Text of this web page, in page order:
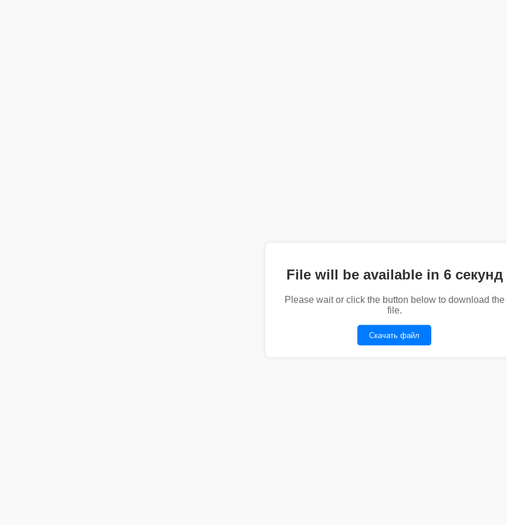
File will be available in 6 секунд
Please wait or click the button below to download the
file.
Скачать файл